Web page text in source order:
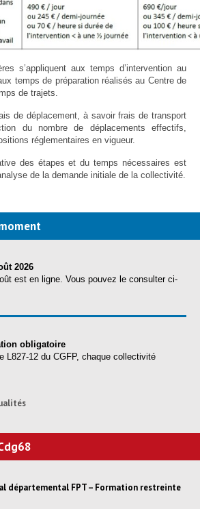
s’appliquent aux temps d’intervention au
temps de préparation réalisés au Centre de
de trajets.
de déplacement, à savoir frais de transport
du nombre de déplacements effectifs,
réglementaires en vigueur.
des étapes et du temps nécessaires est
de la demande initiale de la collectivité.
2026
est en ligne. Vous pouvez le consulter ci-
obligatoire
L827-12 du CGFP, chaque collectivité
départemental FPT – Formation restreinte